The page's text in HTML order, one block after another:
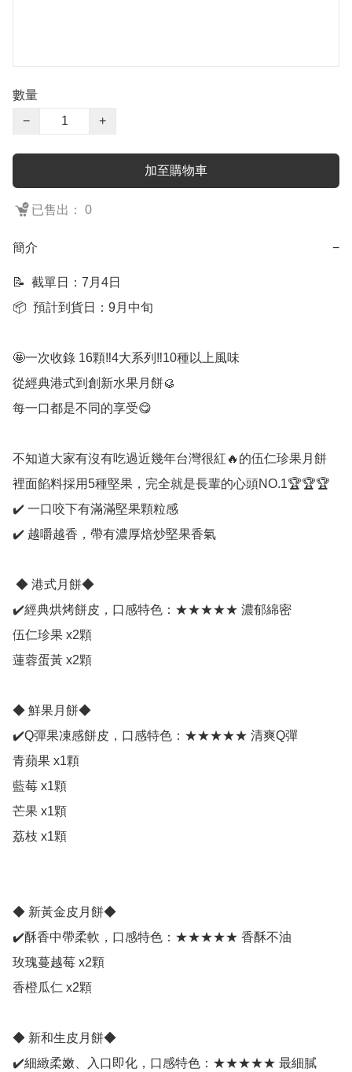
數量
−
+
加至購物車
已售出： 0
簡介 −
📝  截單日：7月4日
📦  預計到貨日：9月中旬
🤩一次收錄 16顆‼️4大系列‼️10種以上風味
從經典港式到創新水果月餅🥮
每一口都是不同的享受😋
不知道大家有沒有吃過近幾年台灣很紅🔥的伍仁珍果月餅
裡面餡料採用5種堅果，完全就是長輩的心頭NO.1🏆🏆🏆
✔️ 一口咬下有滿滿堅果顆粒感
✔️ 越嚼越香，帶有濃厚焙炒堅果香氣
✔️經典烘烤餅皮，口感特色：★★★★★ 濃郁綿密
伍仁珍果 x2顆
蓮蓉蛋黃 x2顆
◆ 鮮果月餅◆
✔️Q彈果凍感餅皮，口感特色：★★★★★ 清爽Q彈
青蘋果 x1顆
藍莓 x1顆
芒果 x1顆
荔枝 x1顆
◆ 新黃金皮月餅◆
✔️酥香中帶柔軟，口感特色：★★★★★ 香酥不油
玫瑰蔓越莓 x2顆
香橙瓜仁 x2顆
◆ 新和生皮月餅◆
✔️細緻柔嫩、入口即化，口感特色：★★★★★ 最細膩